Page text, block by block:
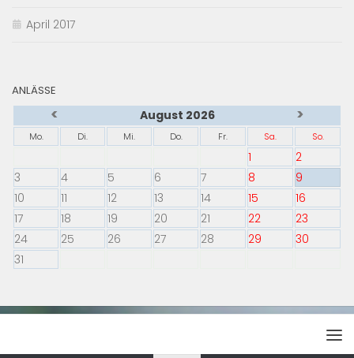
April 2017
ANLÄSSE
< August 2026 >
Mo. Di. Mi. Do. Fr. Sa. So.
1
2
3
4 5 6 7 8
9
10
11 12 13 14 15
16
17
18 19 20 21 22
23
24
25 26 27 28 29
30
31